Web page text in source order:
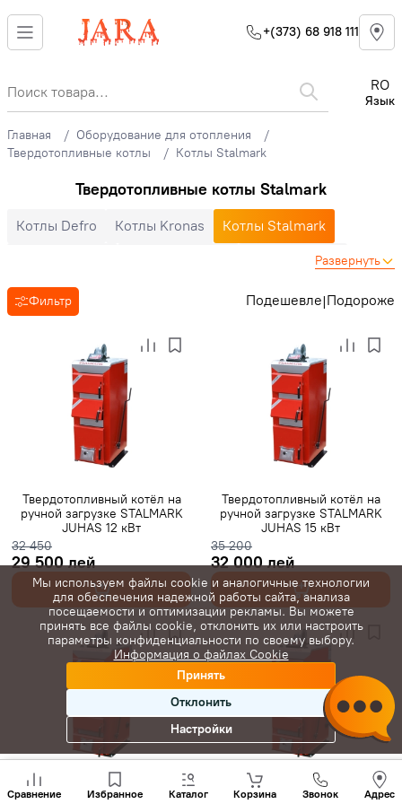
+(373) 68 918 111
RO
Язык
Главная
Оборудование для отопления
Твердотопливные котлы
Котлы Stalmark
Твердотопливные котлы Stalmark
Котлы Defro Котлы Kronas
Котлы Stalmark
Котлы Candle
Котлы SAS
Развернуть
Фильтр Подешевле|Подороже
Твердотопливный котёл на
ручной загрузке STALMARK
JUHAS 12 кВт
32 450
29 500 лей
Твердотопливный котёл на
ручной загрузке STALMARK
JUHAS 15 кВт
35 200
32 000 лей
Твердотопливный котёл на
Твердотопливный котёл на
Сравнение Избранное Каталог Корзина Звонок Адрес
нам
+(373)
Мы используем файлы cookie и аналогичные технологии
для обеспечения надежной работы сайта, анализа
посещаемости и оптимизации рекламы. Вы можете
принять все файлы cookie, отклонить их или настроить
параметры конфиденциальности по своему выбору.
Информация о файлах Cookie
Принять
Отклонить
Настройки